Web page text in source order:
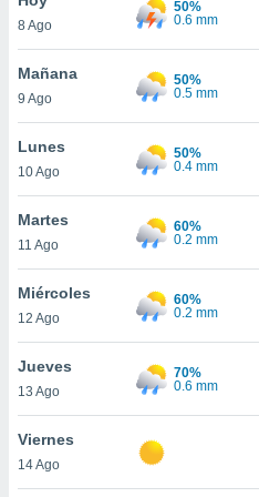
y
en
más
de
8 Ago
50%
0.6 mm
Mañana
9 Ago
50%
0.5 mm
Lunes
10 Ago
50%
0.4 mm
Martes
11 Ago
60%
0.2 mm
Miércoles
12 Ago
60%
0.2 mm
Jueves
13 Ago
70%
0.6 mm
Viernes
14 Ago